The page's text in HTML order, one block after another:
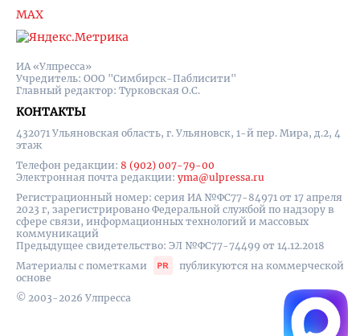
ИА «Улпресса»
Учредитель: ООО "Симбирск-Паблисити"
Главный редактор: Турковская О.С.
КОНТАКТЫ
432071 Ульяновская область, г. Ульяновск, 1-й пер. Мира, д.2, 4
этаж
Телефон редакции: 8 (902) 007-79-00
Электронная почта редакции: yma@ulpressa.ru
Регистрационный номер: серия ИА №ФС77-84971 от 17 апреля
2023 г, зарегистрировано Федеральной службой по надзору в
сфере связи, информационных технологий и массовых
коммуникаций
Предыдущее свидетельство: ЭЛ №ФС77-74499 от 14.12.2018
Материалы с пометками
публикуются на коммерческой
основе
© 2003-2026 Улпресса
MAX